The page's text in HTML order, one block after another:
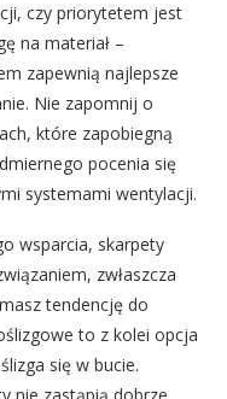
czy priorytetem jest
na materiał –
zapewnią najlepsze
Nie zapomnij o
które zapobiegną
pocenia się
systemami wentylacji.
wsparcia, skarpety
zwłaszcza
tendencję do
to z kolei opcja
się w bucie.